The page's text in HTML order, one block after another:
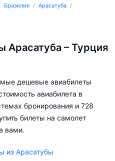
Бразилия
Арасатуба
Арасатуба – Турция
дешевые авиабилеты
авиабилета в
бронирования и 728
билеты на самолет
вами.
из Арасатубы